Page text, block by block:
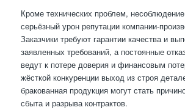
Кроме технических проблем,
серьёзный урон репутации компании-
Заказчики требуют гарантии качества и
заявленных требований, а постоянные
ведут к потере доверия и финансовым
жёсткой конкуренции выход из строя
бракованная продукция могут стать
сбыта и разрыва контрактов.